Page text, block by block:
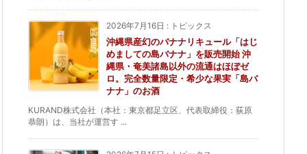
2026年7月16日 : トピックス
沖縄県産幻のバナナリキュール「はじ
めましての島バナナ」を販売開始 沖
縄県・奄美諸島以外の流通はほぼゼ
ロ。完全数量限定・希少な果実「島バ
ナナ」のお酒
KURAND株式会社（本社：東京都足立区、代表取締役：荻原
恭朗）は、当社が運営す ...